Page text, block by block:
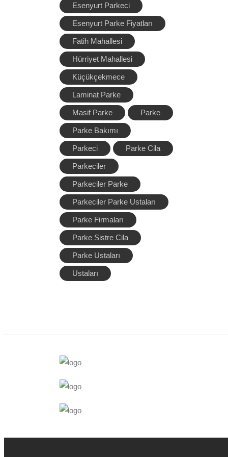
Esenyurt Parkeci
Esenyurt Parke Fiyatları
Fatih Mahallesi
Hürriyet Mahallesi
Küçükçekmece
Laminat Parke
Masif Parke Parke
Parke Bakımı
Parkeci Parke Cila
Parkeciler
Parkeciler Parke
Parkeciler Parke Ustaları
Parke Firmaları
Parke Sistre Cila
Parke Ustaları
Ustaları